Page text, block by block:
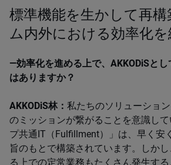
標準機能を生かして再
ム内外における効率化
―効率化を進める上で、​AKKODiS​と
はありますか？​
AKKODiS林： 私たちのソリューショ
のミッションが繋がることを意識し
プ共通​IT​（​Fulfillment​）」は、早く安
旨のもとで構築されています。しか
る上での定常業務もたくさん発生する